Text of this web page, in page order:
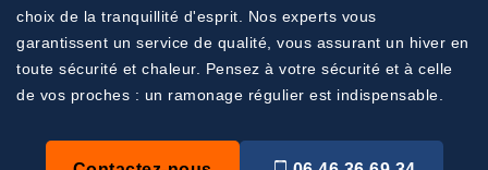
choix de la tranquillité d'esprit. Nos experts vous
garantissent un service de qualité, vous assurant un hiver en
toute sécurité et chaleur. Pensez à votre sécurité et à celle
de vos proches : un ramonage régulier est indispensable.